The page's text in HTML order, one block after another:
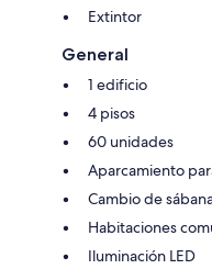
Extintor
General
1 edificio
4 pisos
60 unidades
Aparcamiento
Cambio de
Habitaciones
Iluminación LED